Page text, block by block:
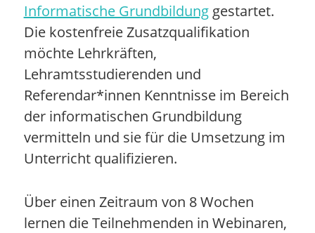
Informatische Grundbildunggestartet.
Die kostenfreie Zusatzqualifikation
möchte Lehrkräften,
Lehramtsstudierenden und
Referendar*innen Kenntnisse im Bereich
der informatischen Grundbildung
vermitteln und sie für die Umsetzung im
Unterricht qualifizieren.
Über einen Zeitraum von 8 Wochen
lernen die Teilnehmenden in Webinaren,